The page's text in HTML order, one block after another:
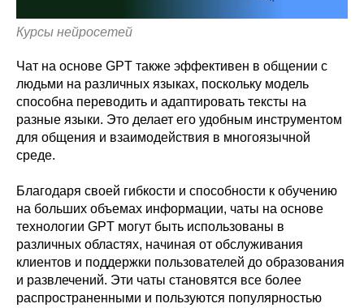
Курсы нейросетей
Чат на основе GPT также эффективен в общении с
людьми на различных языках, поскольку модель
способна переводить и адаптировать тексты на
разные языки. Это делает его удобным инструментом
для общения и взаимодействия в многоязычной
среде.
Благодаря своей гибкости и способности к обучению
на больших объемах информации, чаты на основе
технологии GPT могут быть использованы в
различных областях, начиная от обслуживания
клиентов и поддержки пользователей до образования
и развлечений. Эти чаты становятся все более
распространенными и пользуются популярностью